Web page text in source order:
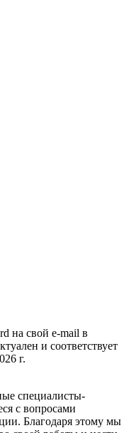
на свой e-mail в
и соответствует
г.
специалисты-
с вопросами
Благодаря этому мы